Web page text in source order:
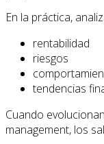
En la práctica,
rentabilidad
riesgos
tendencias
Cuando
management, los